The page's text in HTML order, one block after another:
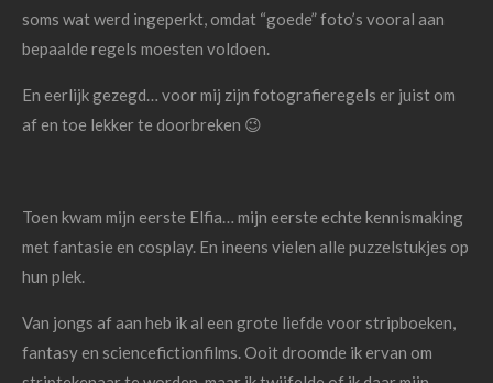
soms wat werd ingeperkt, omdat “goede” foto’s vooral aan
bepaalde regels moesten voldoen.
En eerlijk gezegd… voor mij zijn fotografieregels er juist om
af en toe lekker te doorbreken 😉
Toen kwam mijn eerste Elfia… mijn eerste echte kennismaking
met fantasie en cosplay. En ineens vielen alle puzzelstukjes op
hun plek.
Van jongs af aan heb ik al een grote liefde voor stripboeken,
fantasy en sciencefictionfilms. Ooit droomde ik ervan om